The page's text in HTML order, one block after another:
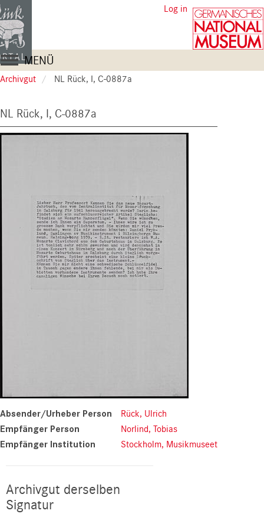
Skip
to
main
content
User
account
menu
Log in
Main
navigation
MENÜ
Archivgut NL Rück, I, C-0887a
NL Rück, I, C-0887a
Absender/Urheber Person Rück, Ulrich
Empfänger Person Norlind, Tobias
Empfänger Institution Stockholm, Musikmuseet
Archivgut derselben
Signatur